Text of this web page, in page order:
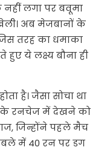
लगा पर बवूमा
अब मेजबानों के
तरह का धमाका
ये लक्ष्य बौना ही
है। जैसा सोचा था
के रनचेज में देखने को
जिन्होंने पहले मैच
में 40 रन पर डग